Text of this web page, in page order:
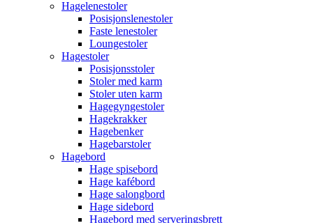
Hagelenestoler
Posisjonslenestoler
Faste lenestoler
Loungestoler
Hagestoler
Posisjonsstoler
Stoler med karm
Stoler uten karm
Hagegyngestoler
Hagekrakker
Hagebenker
Hagebarstoler
Hagebord
Hage spisebord
Hage kafébord
Hage salongbord
Hage sidebord
Hagebord med serveringsbrett